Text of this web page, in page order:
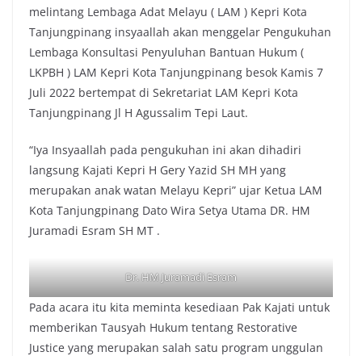
melintang Lembaga Adat Melayu ( LAM ) Kepri Kota
Tanjungpinang insyaallah akan menggelar Pengukuhan
Lembaga Konsultasi Penyuluhan Bantuan Hukum (
LKPBH ) LAM Kepri Kota Tanjungpinang besok Kamis 7
Juli 2022 bertempat di Sekretariat LAM Kepri Kota
Tanjungpinang Jl H Agussalim Tepi Laut.
“Iya Insyaallah pada pengukuhan ini akan dihadiri
langsung Kajati Kepri H Gery Yazid SH MH yang
merupakan anak watan Melayu Kepri” ujar Ketua LAM
Kota Tanjungpinang Dato Wira Setya Utama DR. HM
Juramadi Esram SH MT .
Dr. HM Juramadi Esram
Pada acara itu kita meminta kesediaan Pak Kajati untuk
memberikan Tausyah Hukum tentang Restorative
Justice yang merupakan salah satu program unggulan